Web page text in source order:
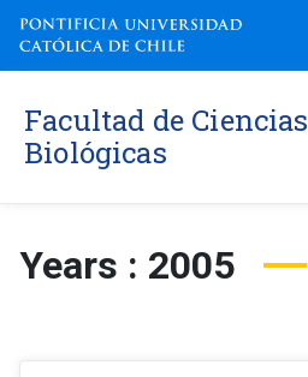
Facultad de Ciencias
Biológicas
Years : 2005